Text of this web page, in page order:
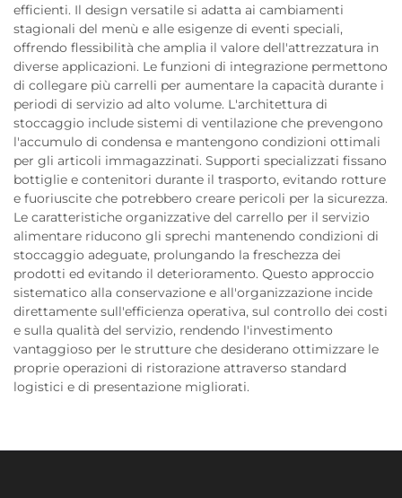
efficienti. Il design versatile si adatta ai cambiamenti
stagionali del menù e alle esigenze di eventi speciali,
offrendo flessibilità che amplia il valore dell'attrezzatura in
diverse applicazioni. Le funzioni di integrazione permettono
di collegare più carrelli per aumentare la capacità durante i
periodi di servizio ad alto volume. L'architettura di
stoccaggio include sistemi di ventilazione che prevengono
l'accumulo di condensa e mantengono condizioni ottimali
per gli articoli immagazzinati. Supporti specializzati fissano
bottiglie e contenitori durante il trasporto, evitando rotture
e fuoriuscite che potrebbero creare pericoli per la sicurezza.
Le caratteristiche organizzative del carrello per il servizio
alimentare riducono gli sprechi mantenendo condizioni di
stoccaggio adeguate, prolungando la freschezza dei
prodotti ed evitando il deterioramento. Questo approccio
sistematico alla conservazione e all'organizzazione incide
direttamente sull'efficienza operativa, sul controllo dei costi
e sulla qualità del servizio, rendendo l'investimento
vantaggioso per le strutture che desiderano ottimizzare le
proprie operazioni di ristorazione attraverso standard
logistici e di presentazione migliorati.